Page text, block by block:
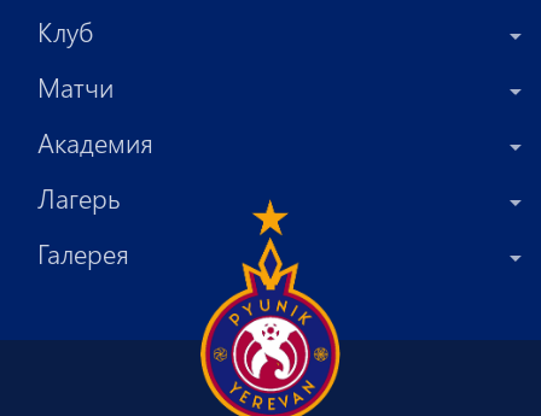
Клуб
Матчи
Академия
Лагерь
Галерея